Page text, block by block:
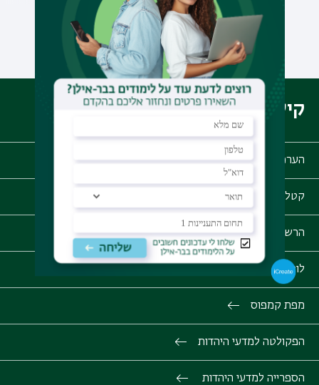
לכל ההודעות
קישורים שימושיים
הערכת סיכויי קבלה
קטלוג הקורסים
הרשמה לתואר ראשון
לוח זמנים אקדמי
מפת קמפוס
הפקולטה למדעי היהדות
הספרייה למדעי היהדות